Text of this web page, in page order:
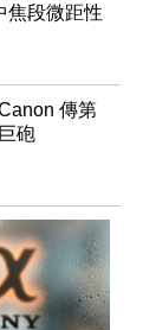
焦段微距性
傳第
砲